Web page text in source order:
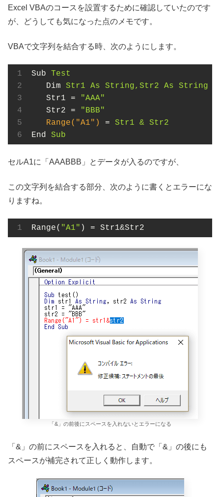
Excel VBAのコースを設置するために確認していたのです
が、どうしても気になった点のメモです。
VBAで文字列を結合する時、次のようにします。
Sub
Test
Dim
Str1 As String,Str2 As String
Str1 =
"AAA"
Str2 =
"BBB"
Range("A1")
= Str1 & Str2
End
Sub
セルA1に「AAABBB」とデータが入るのですが、
この文字列を結合する部分、次のように書くとエラーにな
りますね。
Range( "A1" ) = Str1&Str2
「&」の前後にスペースを入れないとエラーになる
「&」の前にスペースを入れると、自動で「&」の後にも
スペースが補完されて正しく動作します。